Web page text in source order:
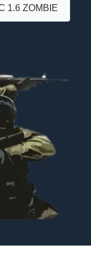
1.6 ZOMBIE